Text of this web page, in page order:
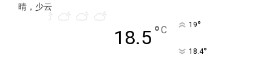
晴，少云
18.5°C 19°
18.4°